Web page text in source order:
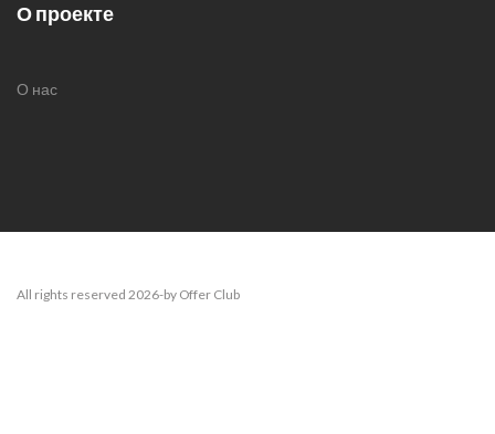
О проекте
О нас
All rights reserved 2026-by Offer Club